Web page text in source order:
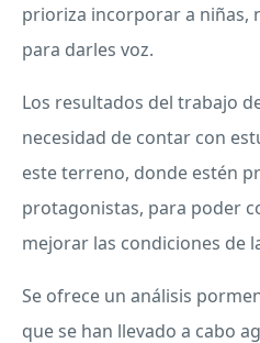
prioriza incorporar a niñas,
para darles voz.
Los resultados del trabajo
necesidad de contar con
este terreno, donde estén
protagonistas, para poder
mejorar las condiciones de
Se ofrece un análisis
que se han llevado a cabo